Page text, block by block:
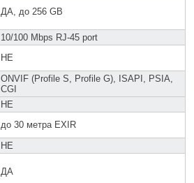
ДА, до 256 GB
10/100 Mbps RJ-45 port
НЕ
ONVIF (Profile S, Profile G), ISAPI, PSIA,
CGI
НЕ
до 30 метра EXIR
НЕ
ДА